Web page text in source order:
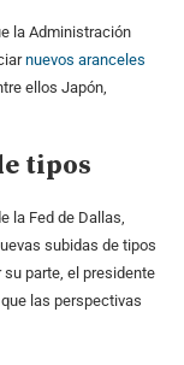
la Administración
nuevos aranceles
ellos Japón,
tipos
la Fed de Dallas,
subidas de tipos
parte, el presidente
que las perspectivas